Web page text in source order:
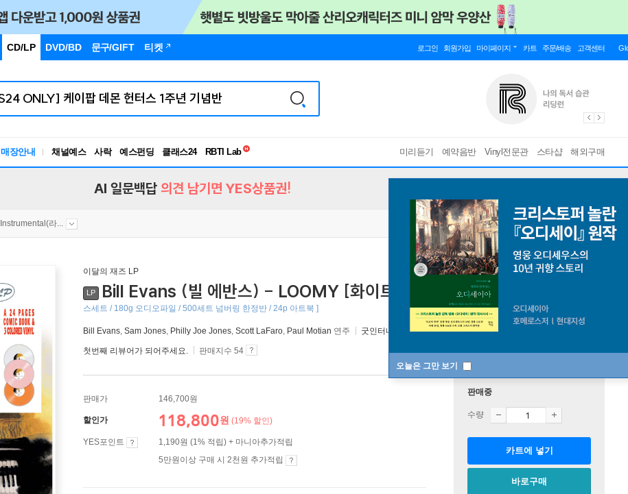
CD/LP DVD/BD 문구/GIFT 티켓 로그인 회원가입 마이페이지 카트 주문/배송 고객센터
매장안내 채널예스 사락 예스펀딩 클래스24
독서유형검사
미리듣기 예약음반 Vinyl전문관 스타샵 해외구매
오늘은 그만 보기
AI 일문백답 의견 남기면 YES상품권!
Instrumental(라...
이달의 재즈 LP
LP Bill Evans (빌 에반스) - LOOMY [화이트 & 핑크 & 오렌지 컬러 3LP]
스세트 / 180g 오디오파일 / 500세트 넘버링 한정반 / 24p 아트북 ]
Bill Evans, Sam Jones, Philly Joe Jones, Scott LaFaro, Paul Motian 연주 굿인터내셔널/굿인터내셔널 2026년 06월 16일
첫번째 리뷰어가 되어주세요. 판매지수 54
판매가 146,700원
할인가 118,800원 (19% 할인)
YES포인트
1,190원 (1% 적립) + 마니아추가적립
5만원이상 구매 시 2천원 추가적립
판매중
수량
카트에 넣기
바로구매